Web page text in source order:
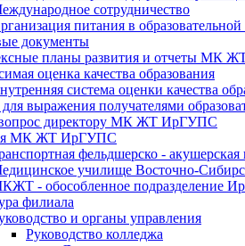
сотрудничество
питания в
документы
планы развития и отчеты МК
оценка качества образования
система оценки качества
выражения получателями
вопрос директору МК ЖТ ИрГУПС
МК ЖТ ИрГУПС
фельдшерско - акушерская
училище Восточно-
- обособленное подразделение
филиала
и органы управления
Руководство колледжа